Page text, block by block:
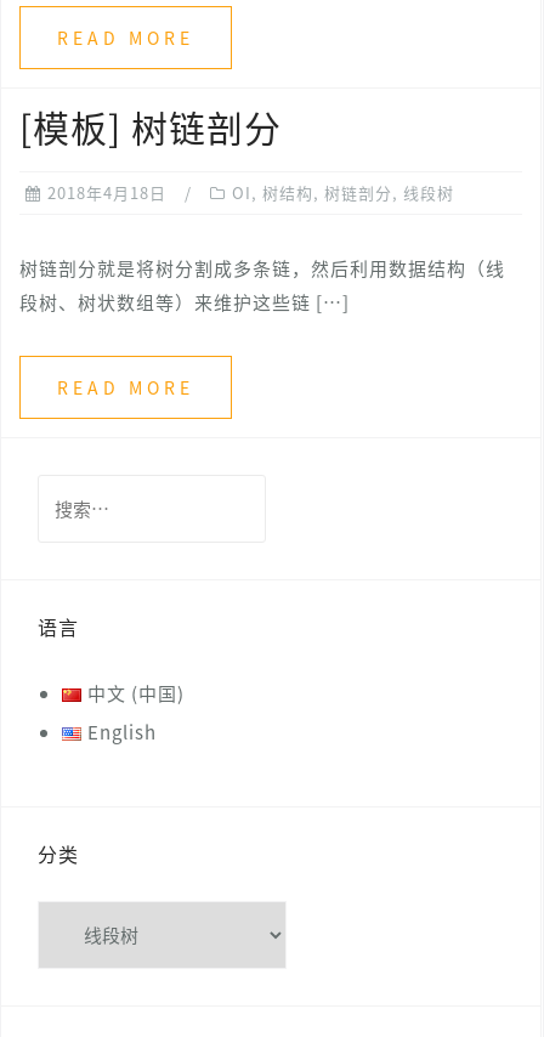
READ MORE
[模板] 树链剖分
2018年4月18日 OI, 树结构, 树链剖分, 线段树
树链剖分就是将树分割成多条链，然后利用数据结构（线
段树、树状数组等）来维护这些链 […]
READ MORE
索：
语言
中文 (中国)
English
分类